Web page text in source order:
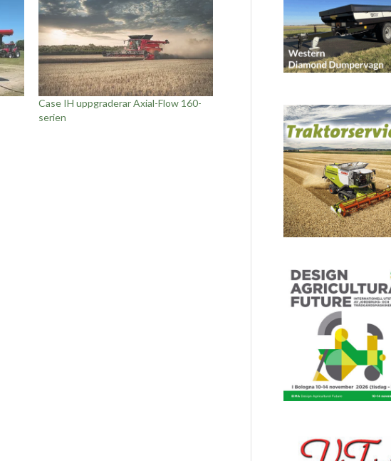
Case IH uppgraderar Axial-Flow 160-
serien